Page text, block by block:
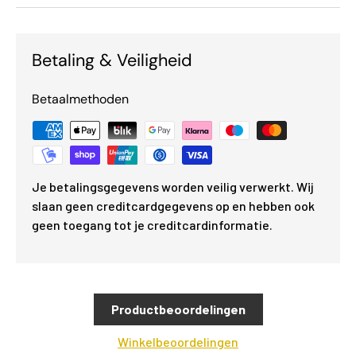
Betaling & Veiligheid
Betaalmethoden
Je betalingsgegevens worden veilig verwerkt. Wij
slaan geen creditcardgegevens op en hebben ook
geen toegang tot je creditcardinformatie.
Productbeoordelingen
Winkelbeoordelingen